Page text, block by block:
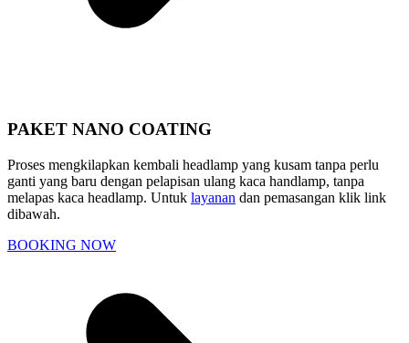
PAKET NANO COATING
Proses mengkilapkan kembali headlamp yang kusam tanpa perlu
ganti yang baru dengan pelapisan ulang kaca handlamp, tanpa
melapas kaca headlamp. Untuk layanan dan pemasangan klik link
dibawah.
BOOKING NOW